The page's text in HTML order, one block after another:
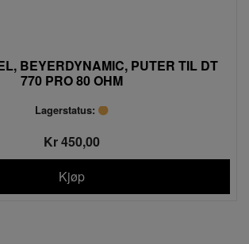
BEYERDYNAMIC, PUTER TIL DT
770 PRO 80 OHM
Lagerstatus:
Kr 450,00
Kjøp